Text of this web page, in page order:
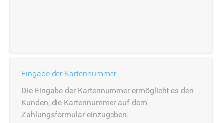
Eingabe der Kartennummer
Die Eingabe der Kartennummer ermöglicht es den
Kunden, die Kartennummer auf dem
Zahlungsformular einzugeben.